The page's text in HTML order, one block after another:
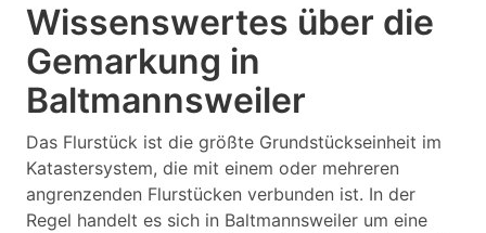
Wissenswertes über die
Gemarkung in
Baltmannsweiler
Das Flurstück ist die größte Grundstückseinheit im
Katastersystem, die mit einem oder mehreren
angrenzenden Flurstücken verbunden ist. In der
Regel handelt es sich in Baltmannsweiler um eine